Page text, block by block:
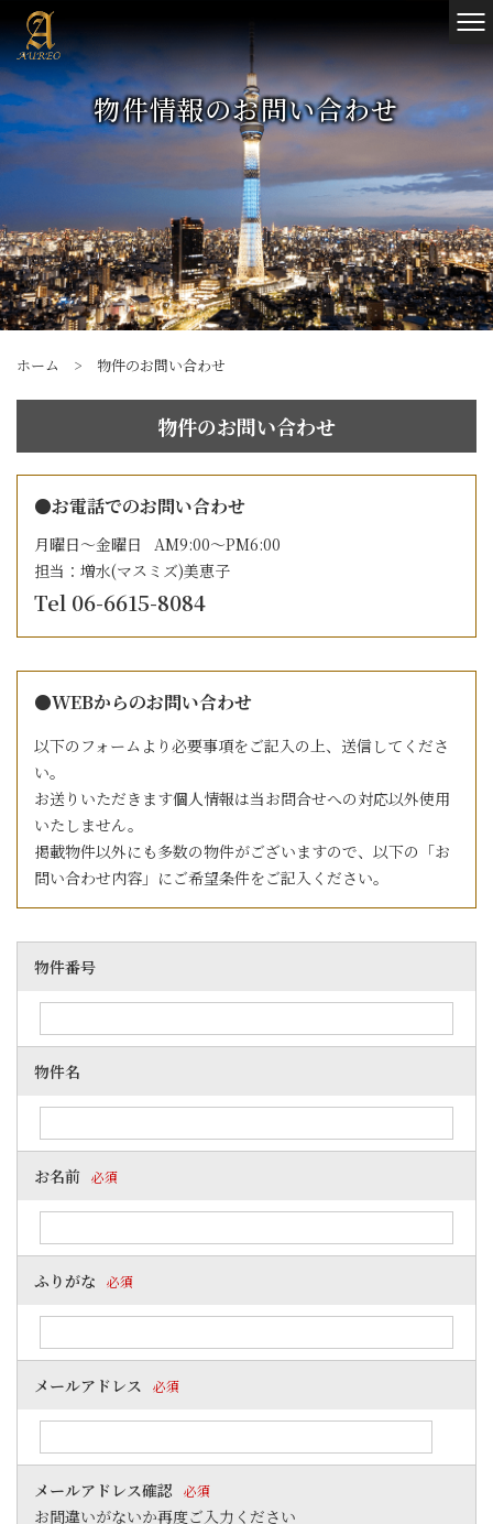
物件情報のお問い合わせ
ホーム > 物件のお問い合わせ
物件のお問い合わせ
●お電話でのお問い合わせ
月曜日～金曜日 AM9:00～PM6:00
担当：増水(マスミズ)美恵子
Tel 06-6615-8084
●WEBからのお問い合わせ
以下のフォームより必要事項をご記入の上、送信してくださ
い。
お送りいただきます個人情報は当お問合せへの対応以外使用
いたしません。
掲載物件以外にも多数の物件がございますので、以下の「お
問い合わせ内容」にご希望条件をご記入ください。
物件番号
物件名
お名前 必須
ふりがな 必須
メールアドレス 必須
メールアドレス確認 必須
お間違いがないか再度ご入力ください